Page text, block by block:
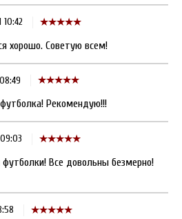
10:42
хорошо. Советую всем!
Рекомендую!!!
Все довольны безмерно!